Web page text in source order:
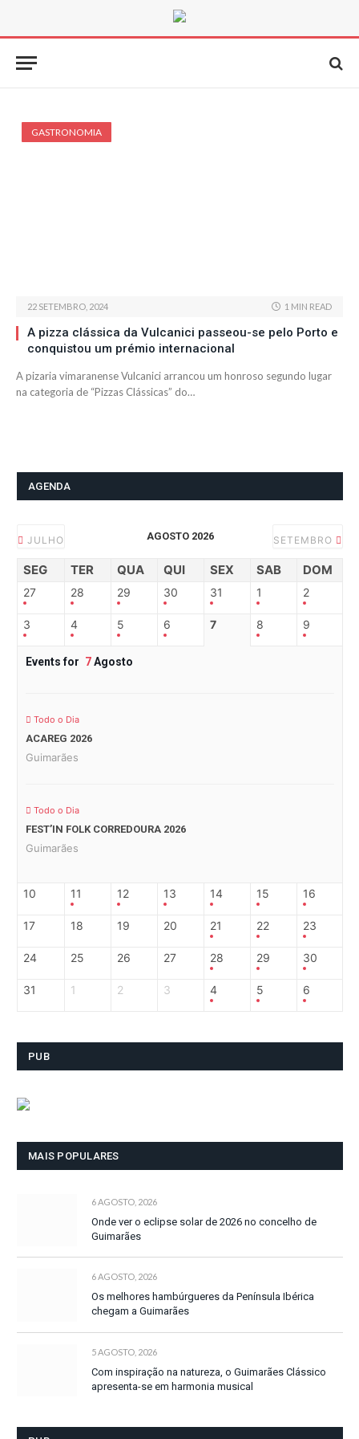
GASTRONOMIA
22 SETEMBRO, 2024 1 MIN READ
A pizza clássica da Vulcanici passeou-se pelo Porto e
conquistou um prémio internacional
A pizaria vimaranense Vulcanici arrancou um honroso segundo lugar
na categoria de “Pizzas Clássicas” do…
AGENDA
JULHO AGOSTO 2026 SETEMBRO
SEG TER QUA QUI SEX SAB DOM
27 28 29 30 31 1 2
3 4 5 6 7 8 9
Events for 7Agosto
Todo o Dia
ACAREG 2026
Guimarães
Todo o Dia
FEST’IN FOLK CORREDOURA 2026
Guimarães
10 11 12 13 14 15 16
17 18 19 20 21 22 23
24 25 26 27 28 29 30
31 1 2 3 4 5 6
PUB
MAIS POPULARES
6 AGOSTO, 2026
Onde ver o eclipse solar de 2026 no concelho de
Guimarães
6 AGOSTO, 2026
Os melhores hambúrgueres da Península Ibérica
chegam a Guimarães
5 AGOSTO, 2026
Com inspiração na natureza, o Guimarães Clássico
apresenta-se em harmonia musical